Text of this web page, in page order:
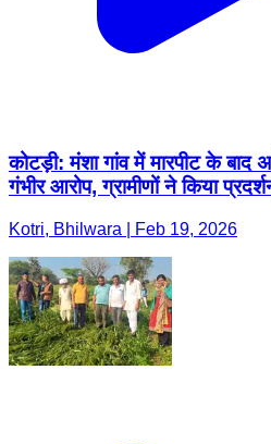
कोटड़ी: मंशा गांव में मारपीट के बाद
गंभीर आरोप, ग्रामीणों ने किया
Kotri, Bhilwara | Feb 19, 2026